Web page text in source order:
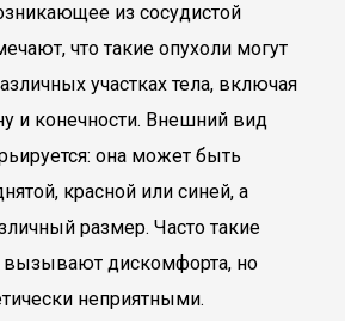
из сосудистой
что такие опухоли могут
участках тела, включая
и конечности. Внешний вид
она может быть
красной или синей, а
размер. Часто такие
вызывают дискомфорта, но
неприятными.